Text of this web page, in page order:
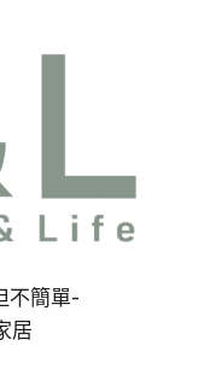
不簡單-
居